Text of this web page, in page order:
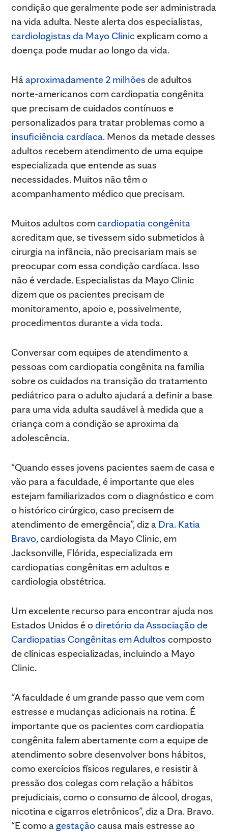
condição que geralmente pode ser administrada
na vida adulta. Neste alerta dos especialistas,
cardiologistas da Mayo Clinic explicam como a
doença pode mudar ao longo da vida.
Háaproximadamente 2 milhões de adultos
norte-americanos com cardiopatia congênita
que precisam de cuidados contínuos e
personalizados para tratar problemas como a
insuficiência cardíaca. Menos da metade desses
adultos recebem atendimento de uma equipe
especializada que entende as suas
necessidades. Muitos não têm o
acompanhamento médico que precisam.
Muitos adultos comcardiopatia congênita
acreditam que, se tivessem sido submetidos à
cirurgia na infância, não precisariam mais se
preocupar com essa condição cardíaca. Isso
não é verdade. Especialistas da Mayo Clinic
dizem que os pacientes precisam de
monitoramento, apoio e, possivelmente,
procedimentos durante a vida toda.
Conversar com equipes de atendimento a
pessoas com cardiopatia congênita na família
sobre os cuidados na transição do tratamento
pediátrico para o adulto ajudará a definir a base
para uma vida adulta saudável à medida que a
criança com a condição se aproxima da
adolescência.
“Quando esses jovens pacientes saem de casa e
vão para a faculdade, é importante que eles
estejam familiarizados com o diagnóstico e com
o histórico cirúrgico, caso precisem de
atendimento de emergência”, diz a Dra. Katia
Bravo, cardiologista da Mayo Clinic, em
Jacksonville, Flórida, especializada em
cardiopatias congênitas em adultos e
cardiologia obstétrica.
Um excelente recurso para encontrar ajuda nos
Estados Unidos é o diretório da Associação de
Cardiopatias Congênitas em Adultos composto
de clínicas especializadas, incluindo a Mayo
Clinic.
“A faculdade é um grande passo que vem com
estresse e mudanças adicionais na rotina. É
importante que os pacientes com cardiopatia
congênita falem abertamente com a equipe de
atendimento sobre desenvolver bons hábitos,
como exercícios físicos regulares, e resistir à
pressão dos colegas com relação a hábitos
prejudiciais, como o consumo de álcool, drogas,
nicotina e cigarros eletrônicos”, diz a Dra. Bravo.
“E como a gestação causa mais estresse ao